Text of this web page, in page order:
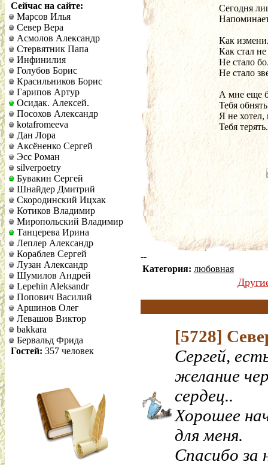
Сейчас на сайте:
Марсов Илья
Север Вера
Асмолов Александр
Стервятник Папа
Инфинилия
Голубов Борис
Красильников Борис
Гарипов Артур
Осидак. Алексей.
Посохов Александр
kotafromeeva
Дан Лора
Аксёненко Сергей
Эсс Роман
silverpoetry
Бувакин Сергей
Шнайдер Дмитрий
Скородинский Ицхак
Котиков Владимир
Миропольский Владимир
Танцерева Ирина
Леплер Александр
Кораблев Сергей
Лузан Александр
Шумилов Андрей
Lepehin Aleksandr
Попович Василий
Аршинов Олег
Левашов Виктор
bakkara
Бервальд Фрида
Гостей: 357 человек
Сегодня
Как
Как стал не
Не стало
Не стало
А мне еще
Тебя
Я не хотел,
Тебя терять.
--
Категория: любовная
[5728]
Сергей,
желание
сердец..
Хорошее
для меня.
Спасибо за